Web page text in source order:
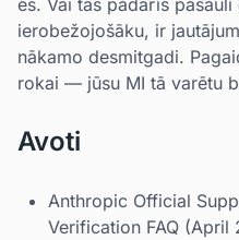
es. Vai tas padarīs
ierobežojošāku, ir
nākamo desmitgadi.
rokai — jūsu MI tā varētu
Avoti
Anthropic Official
Verification FAQ (April